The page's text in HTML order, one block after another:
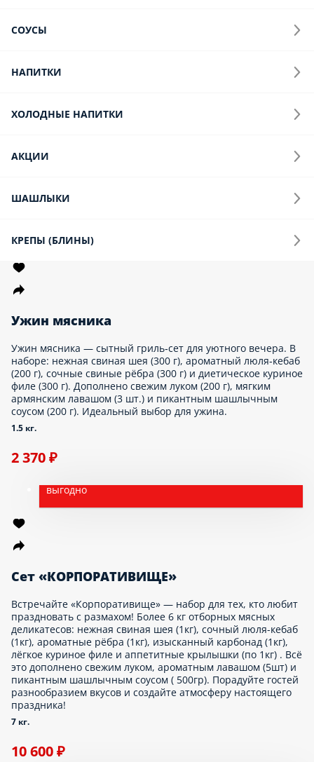
СОУСЫ
НАПИТКИ
ХОЛОДНЫЕ НАПИТКИ
АКЦИИ
ШАШЛЫКИ
КРЕПЫ (БЛИНЫ)
Ужин мясника
Ужин мясника — сытный гриль‑сет для уютного вечера. В
наборе: нежная свиная шея (300 г), ароматный люля‑кебаб
(200 г), сочные свиные рёбра (300 г) и диетическое куриное
филе (300 г). Дополнено свежим луком (200 г), мягким
армянским лавашом (3 шт.) и пикантным шашлычным
соусом (200 г). Идеальный выбор для ужина.
1.5 кг.
2 370 ₽
выгодно
Сет «КОРПОРАТИВИЩЕ»
Встречайте «Корпоративище» — набор для тех, кто любит
праздновать с размахом! Более 6 кг отборных мясных
деликатесов: нежная свиная шея (1кг), сочный люля-кебаб
(1кг), ароматные рёбра (1кг), изысканный карбонад (1кг),
лёгкое куриное филе и аппетитные крылышки (по 1кг) . Всё
это дополнено свежим луком, ароматным лавашом (5шт) и
пикантным шашлычным соусом ( 500гр). Порадуйте гостей
разнообразием вкусов и создайте атмосферу настоящего
праздника!
7 кг.
10 600 ₽